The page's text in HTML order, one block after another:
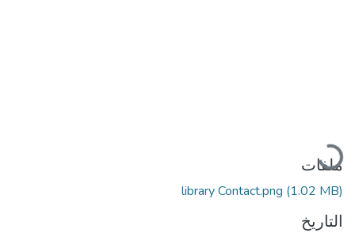
جاري التحميل...
ملفات
library Contact.png (1.02 MB)
التاريخ